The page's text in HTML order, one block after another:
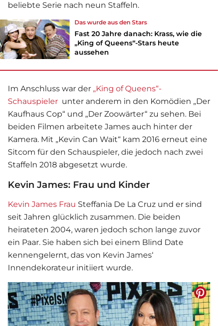
beliebte Serie nach neun Staffeln.
Das wurde aus den Stars
Fast 20 Jahre danach: Krass, wie die
„King of Queens“-Stars heute
aussehen
Im Anschluss war der „King of Queens“-
Schauspieler unter anderem in den Komödien „Der
Kaufhaus Cop“ und „Der Zoowärter“ zu sehen. Bei
beiden Filmen arbeitete James auch hinter der
Kamera. Mit „Kevin Can Wait“ kam 2016 erneut eine
Sitcom für den Schauspieler, die jedoch nach zwei
Staffeln 2018 abgesetzt wurde.
Kevin James: Frau und Kinder
Kevin James Frau Steffania De La Cruz und er sind
seit Jahren glücklich zusammen. Die beiden
heirateten 2004, waren jedoch schon lange zuvor
ein Paar. Sie haben sich bei einem Blind Date
kennengelernt, das von Kevin James‘
Innendekorateur initiiert wurde.